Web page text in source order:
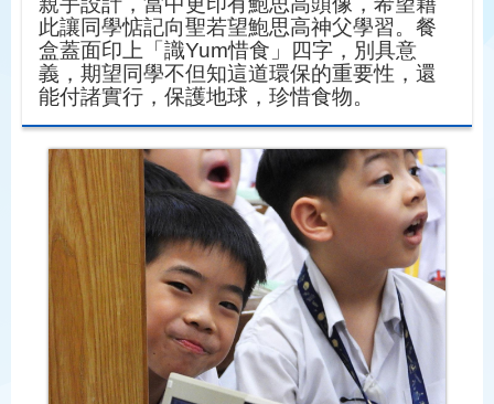
此讓同學惦記向聖若望鮑思高神父學習。餐
盒蓋面印上「識Yum惜食」四字，別具意
義，期望同學不但知這道環保的重要性，還
能付諸實行，保護地球，珍惜食物。